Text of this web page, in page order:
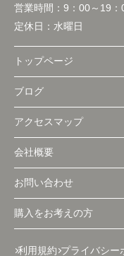
営業時間： 9：00～19：
定休日： 水曜日
トップページ
ブログ
アクセスマップ
会社概要
お問い合わせ
購入をお考えの方
利用規約 プライバシー